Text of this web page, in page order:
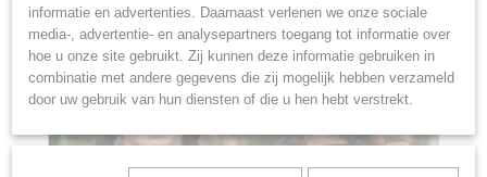
informatie en advertenties. Daarnaast verlenen we onze sociale
media-, advertentie- en analysepartners toegang tot informatie over
hoe u onze site gebruikt. Zij kunnen deze informatie gebruiken in
combinatie met andere gegevens die zij mogelijk hebben verzameld
door uw gebruik van hun diensten of die u hen hebt verstrekt.